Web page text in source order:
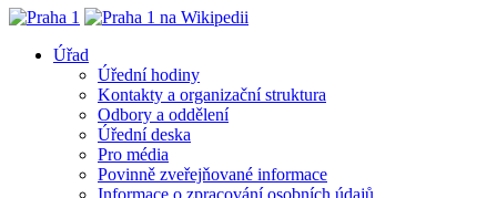
Úřad
Úřední hodiny
Kontakty a organizační struktura
Odbory a oddělení
Úřední deska
Pro média
Povinně zveřejňované informace
Informace o zpracování osobních údajů